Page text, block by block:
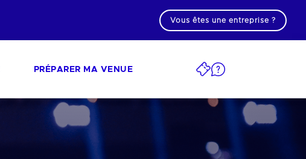
Vous êtes une entreprise ?
PRÉPARER MA VENUE